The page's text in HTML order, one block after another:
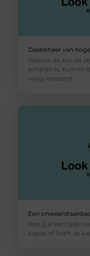
Dakbeheer van
Hoewel de zon de
schijnen is, kunnen
vorig weekend
Een
Ben jij al een tijdje
kapsel of heeft de